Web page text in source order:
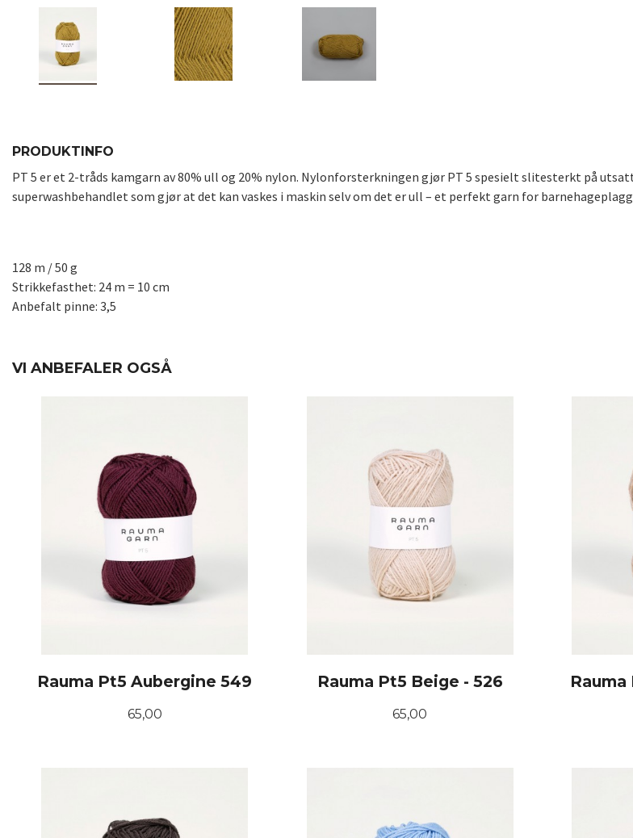
PRODUKTINFO
PT 5 er et 2-tråds kamgarn av 80% ull og 20% nylon. Nylonforsterkningen gjør PT 5 spesielt slitesterkt på
superwashbehandlet som gjør at det kan vaskes i maskin selv om det er ull – et perfekt garn for
128 m / 50 g
Strikkefasthet: 24 m = 10 cm
Anbefalt pinne: 3,5
VI ANBEFALER OGSÅ
Rauma Pt5 Aubergine 549
Pris
65,00
Rauma Pt5 Beige - 526
Pris
65,00